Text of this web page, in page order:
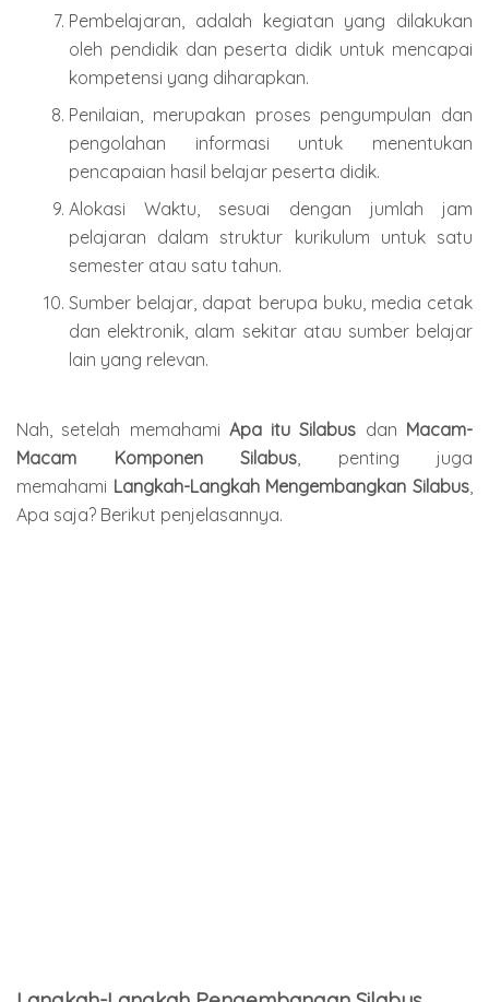
Pembelajaran, adalah kegiatan yang dilakukan
oleh pendidik dan peserta didik untuk mencapai
kompetensi yang diharapkan.
Penilaian, merupakan proses pengumpulan dan
pengolahan informasi untuk menentukan
pencapaian hasil belajar peserta didik.
Alokasi Waktu, sesuai dengan jumlah jam
pelajaran dalam struktur kurikulum untuk satu
semester atau satu tahun.
Sumber belajar, dapat berupa buku, media cetak
dan elektronik, alam sekitar atau sumber belajar
lain yang relevan.
Nah, setelah memahami Apa itu Silabus dan Macam-
Macam Komponen Silabus, penting juga
memahami Langkah-Langkah Mengembangkan Silabus,
Apa saja? Berikut penjelasannya.